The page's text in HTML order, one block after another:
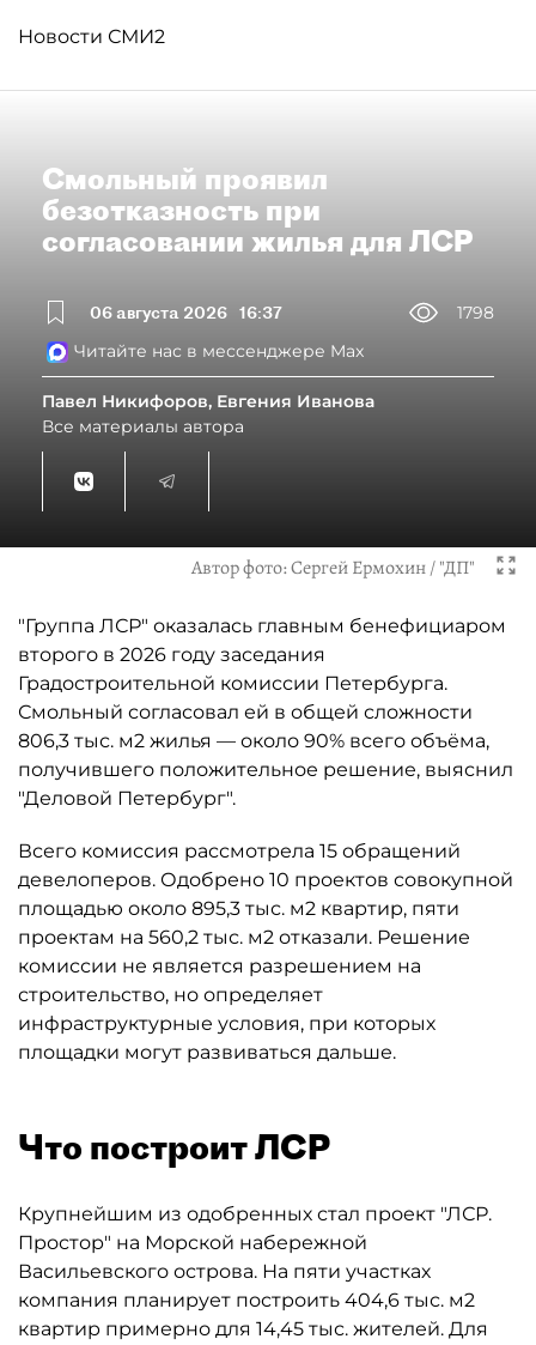
Новости СМИ2
Смольный проявил
безотказность при
согласовании жилья для ЛСР
06 августа 2026 16:37
1798
Читайте нас в мессенджере Max
Павел Никифоров, Евгения Иванова
Все материалы автора
Автор фото:Сергей Ермохин / "ДП"
"Группа ЛСР" оказалась главным бенефициаром
второго в 2026 году заседания
Градостроительной комиссии Петербурга.
Смольный согласовал ей в общей сложности
806,3 тыс. м2 жилья — около 90% всего объёма,
получившего положительное решение, выяснил
"Деловой Петербург".
Всего комиссия рассмотрела 15 обращений
девелоперов. Одобрено 10 проектов совокупной
площадью около 895,3 тыс. м2 квартир, пяти
проектам на 560,2 тыс. м2 отказали. Решение
комиссии не является разрешением на
строительство, но определяет
инфраструктурные условия, при которых
площадки могут развиваться дальше.
Что построит ЛСР
Крупнейшим из одобренных стал проект "ЛСР.
Простор" на Морской набережной
Васильевского острова. На пяти участках
компания планирует построить 404,6 тыс. м2
квартир примерно для 14,45 тыс. жителей. Для